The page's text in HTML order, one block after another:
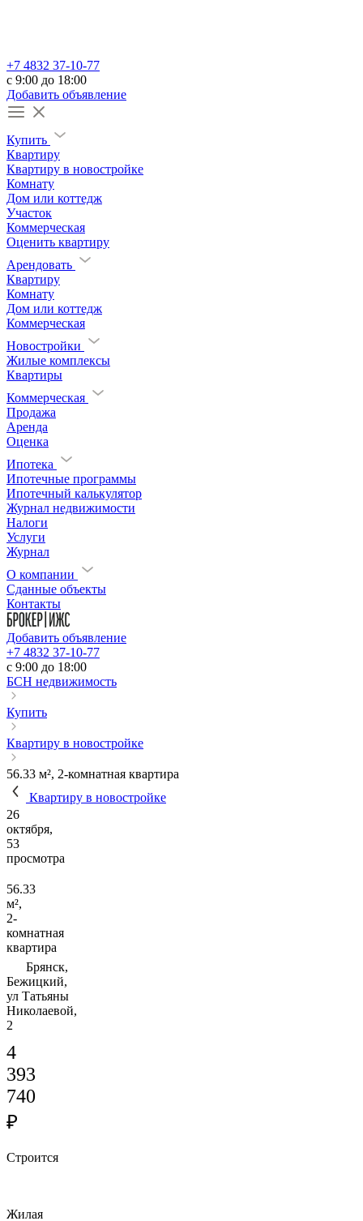
+7 4832 37-10-77
c 9:00 до 18:00
Добавить объявление
Купить
Квартиру
Квартиру в новостройке
Комнату
Дом или коттедж
Участок
Коммерческая
Оценить квартиру
Арендовать
Квартиру
Комнату
Дом или коттедж
Коммерческая
Новостройки
Жилые комплексы
Квартиры
Коммерческая
Продажа
Аренда
Оценка
Ипотека
Ипотечные программы
Ипотечный калькулятор
Журнал недвижимости
Налоги
Услуги
Журнал
О компании
Сданные объекты
Контакты
Добавить объявление
+7 4832 37-10-77
c 9:00 до 18:00
БСН недвижимость
Купить
Квартиру в новостройке
56.33 м², 2-комнатная квартира
Квартиру в новостройке
26
октября,
53
просмотра
56.33
м²,
2-
комнатная
квартира
Брянск,
Бежицкий,
ул Татьяны
Николаевой,
2
4
393
740
₽
Строится
Жилая